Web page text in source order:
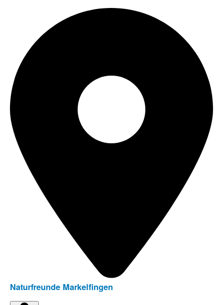
Naturfreunde Markelfingen